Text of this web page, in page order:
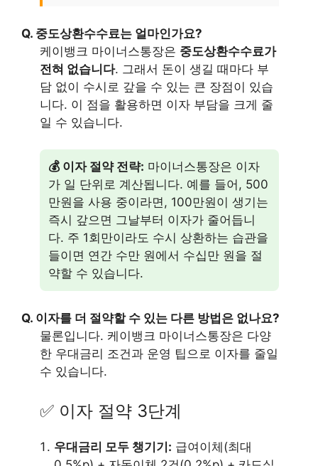
Q. 중도상환수수료는 얼마인가요?
케이뱅크 마이너스통장은 중도상환수수료가
전혀 없습니다. 그래서 돈이 생길 때마다 부
담 없이 수시로 갚을 수 있는 큰 장점이 있습
니다. 이 점을 활용하면 이자 부담을 크게 줄
일 수 있습니다.
💰 이자 절약 전략: 마이너스통장은 이자
가 일 단위로 계산됩니다. 예를 들어, 500
만원을 사용 중이라면, 100만원이 생기는
즉시 갚으면 그날부터 이자가 줄어듭니
다. 주 1회만이라도 수시 상환하는 습관을
들이면 연간 수만 원에서 수십만 원을 절
약할 수 있습니다.
Q. 이자를 더 절약할 수 있는 다른 방법은 없나요?
물론입니다. 케이뱅크 마이너스통장은 다양
한 우대금리 조건과 운영 팁으로 이자를 줄일
수 있습니다.
✅ 이자 절약 3단계
우대금리 모두 챙기기: 급여이체(최대